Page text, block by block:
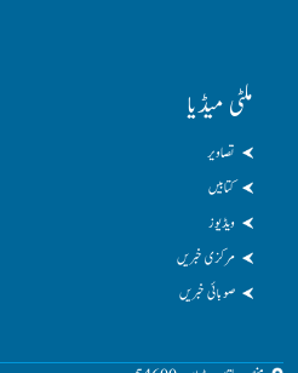
ملٹی میڈیا
تصاویر
کتابیں
ویڈیوز
مرکزی خبریں
صوبائی خبریں